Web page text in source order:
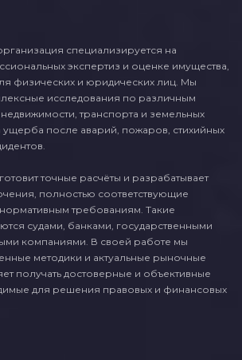
специализируется на
экспертиз и оценке имущества,
физических и юридических лиц. Мы
исследования по различным
транспорта и земельных
ущерба после аварий, пожаров, стихийных
точные расчёты и разрабатывает
полностью соответствующие
требованиям. Такие
судами, банками, государственными
компаниями. В своей работе мы
методики и актуальные рыночные
получать достоверные и объективные
для решения правовых и финансовых